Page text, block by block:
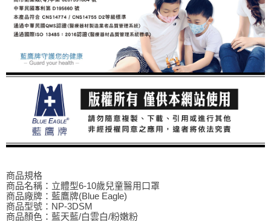
商品規格
商品名稱：立體型6-10歲兒童醫用口罩
商品廠牌：藍鷹牌(Blue Eagle)
商品型號：NP-3DSM
商品顏色：藍天藍/白雲白/粉嫩粉